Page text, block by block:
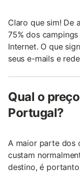
Claro que sim! De
75% dos
Internet. O que
seus e-mails e
Qual o
Portugal?
A maior parte dos
custam
destino, é